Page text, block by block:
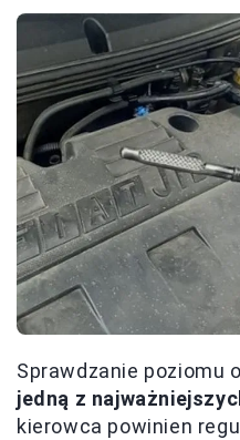
Sprawdzanie poziomu
jedną z
kierowca powinien